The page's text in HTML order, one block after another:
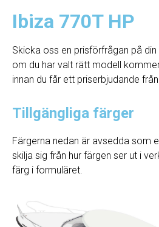
Ibiza 770T HP
Skicka oss en prisförfrågan på
om du har valt rätt modell
innan du får ett priserbjudande
Tillgängliga färger
Färgerna nedan är avsedda som
skilja sig från hur färgen ser ut i
färg i formuläret.